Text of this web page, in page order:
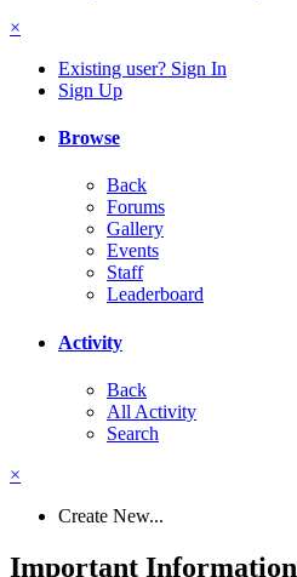
×
Existing user? Sign In
Sign Up
Browse
Back
Forums
Gallery
Events
Staff
Leaderboard
Activity
Back
All Activity
Search
×
Create New...
Important Information